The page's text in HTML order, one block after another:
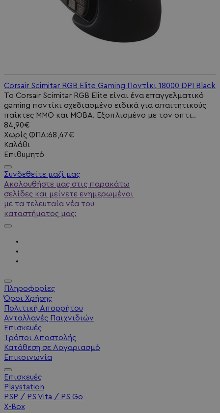
Corsair Scimitar RGB Elite Gaming Ποντίκι 18000 DPI Black
Το Corsair Scimitar RGB Elite είναι ένα επαγγελματικό
gaming ποντίκι σχεδιασμένο ειδικά για απαιτητικούς
παίκτες MMO και MOBA. Εξοπλισμένο με τον οπτι..
84,90€
Χωρίς ΦΠΑ:68,47€
Καλάθι
Επιθυμητό
Συνδεθείτε μαζί μας
Ακολουθήστε μας στις παρακάτω
σελίδες και μείνετε ενημερωμένοι
με τα τελευταία νέα του
καταστήματος μας:
Πληροφορίες
Όροι Χρήσης
Πολιτική Απορρήτου
Ανταλλαγές Παιχνιδιών
Επισκευές
Τρόποι Αποστολής
Κατάθεση σε Λογαριασμό
Επικοινωνία
Επισκευές
Playstation
PSP / PS Vita / PS Go
X-Box